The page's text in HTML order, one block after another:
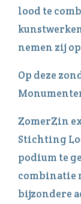
lood te
nemen zij
Op deze
ZomerZin
Stichting
podium te
combinatie
bijzondere